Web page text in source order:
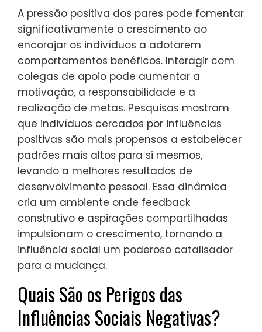
A pressão positiva dos pares pode fomentar
significativamente o crescimento ao
encorajar os indivíduos a adotarem
comportamentos benéficos. Interagir com
colegas de apoio pode aumentar a
motivação, a responsabilidade e a
realização de metas. Pesquisas mostram
que indivíduos cercados por influências
positivas são mais propensos a estabelecer
padrões mais altos para si mesmos,
levando a melhores resultados de
desenvolvimento pessoal. Essa dinâmica
cria um ambiente onde feedback
construtivo e aspirações compartilhadas
impulsionam o crescimento, tornando a
influência social um poderoso catalisador
para a mudança.
Quais São os Perigos das
Influências Sociais Negativas?